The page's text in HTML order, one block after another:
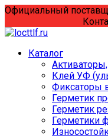
Перейти
содержанию
Официальный
Каталог
Клей УФ
Фиксаторы
Герметик
Герметик
Герметики